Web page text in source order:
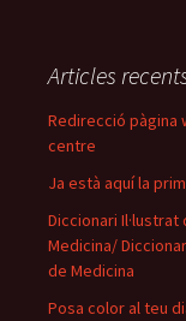
Articles
Redirecció pàgina
centre
Ja està aquí la
Diccionari Il·lustrat
Medicina/
de Medicina
Posa color al teu